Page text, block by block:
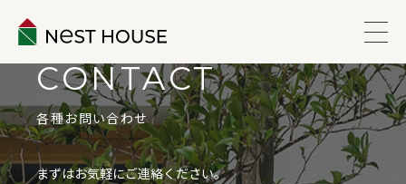
EVENT
ABOUT
CONTACT
各種お問い合わせ
まずはお気軽にご連絡ください。